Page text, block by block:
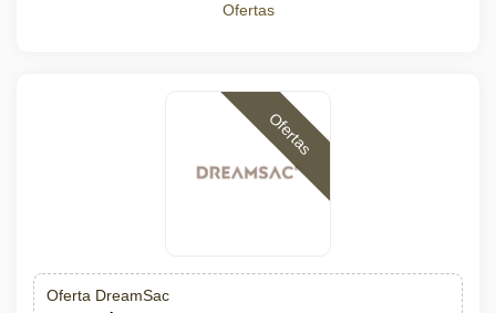
Ofertas
Ofertas
Oferta DreamSac